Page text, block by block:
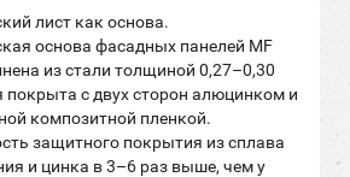
лист как основа.
основа фасадных панелей MF
из стали толщиной 0,27–0,30
покрыта с двух сторон алюцинком и
композитной пленкой.
защитного покрытия из сплава
и цинка в 3–6 раз выше, чем у